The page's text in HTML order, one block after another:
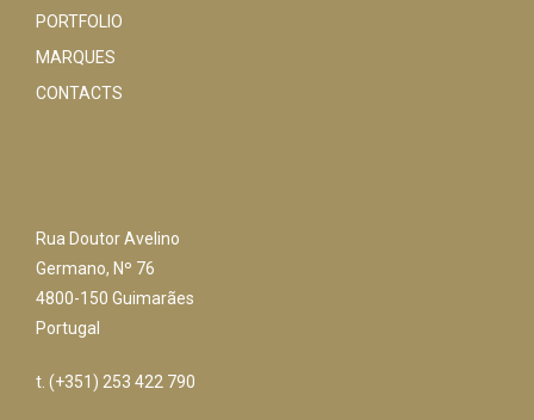
PORTFOLIO
MARQUES
CONTACTS
Rua Doutor Avelino
Germano, Nº 76
4800-150 Guimarães
Portugal
t. (+351) 253 422 790